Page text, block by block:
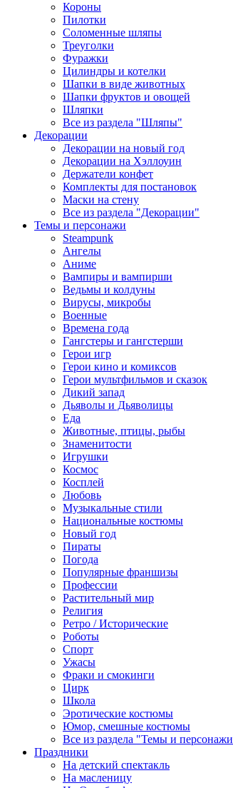
Короны
Пилотки
Соломенные шляпы
Треуголки
Фуражки
Цилиндры и котелки
Шапки в виде животных
Шапки фруктов и овощей
Шляпки
Все из раздела "Шляпы"
Декорации
Декорации на новый год
Декорации на Хэллоуин
Держатели конфет
Комплекты для постановок
Маски на стену
Все из раздела "Декорации"
Темы и персонажи
Steampunk
Ангелы
Аниме
Вампиры и вампирши
Ведьмы и колдуны
Вирусы, микробы
Военные
Времена года
Гангстеры и гангстерши
Герои игр
Герои кино и комиксов
Герои мультфильмов и сказок
Дикий запад
Дьяволы и Дьяволицы
Еда
Животные, птицы, рыбы
Знаменитости
Игрушки
Космос
Косплей
Любовь
Музыкальные стили
Национальные костюмы
Новый год
Пираты
Погода
Популярные франшизы
Профессии
Растительный мир
Религия
Ретро / Исторические
Роботы
Спорт
Ужасы
Фраки и смокинги
Цирк
Школа
Эротические костюмы
Юмор, смешные костюмы
Все из раздела "Темы и
Праздники
На детский спектакль
На масленицу